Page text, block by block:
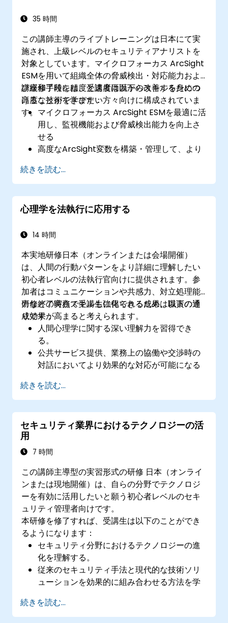
35 時間
この講師主導のライブトレーニングは日本にて実
施され、上級レベルのセキュリティアナリストを
対象としています。マイクロフォーカス ArcSight
ESMを用いて組織全体の脅威検出・対応能力およ
び緩和手段を精度と速度両面から改善するための
高度な技術を学びたい方々向けに構成されていま
す。
講座修了時には、受講者は以下のスキルを身につ
けることができます：
マイクロフォーカス ArcSight ESMを最適に活
用し、監視機能および脅威検出能力を向上さ
せる
高度なArcSight変数を構築・管理して、より
せる
効果的なイベント相関処理やアラート生成に
向けて、ArcSight用リストおよびルールを開
発・実装する
を見分け、誤検知の発生を低減させる
続きを読む...
心理学を法執行に応用する
14 時間
本実地研修日本（オンラインまたは会場開催）
は、人間の行動パターンをより詳細に理解したい
初心者レベルの法執行官向けに提供されます。参
加者はコミュニケーションや共感力、対立処理能
力などの実務スキルも強化できるため、職責の達
成効果が高まると考えられます。
研修終了時点で受講生に得られる成果は以下の通
りです：
人間心理学に関する深い理解力を習得でき
る。
公共サービス提供、業務上の協働や交渉時の
対話においてより効果的な対応が可能になる
理技術が身につく。
多様な文化的背景を認識することで地域社会
との良好な関係構築に寄与するスキルも修得
できる。
続きを読む...
セキュリティ業界におけるテクノロジーの活
用
7 時間
この講師主導型の実習形式の研修 日本（オンライ
ンまたは現地開催）は、自らの分野でテクノロジ
ーを有効に活用したいと願う初心者レベルのセキ
ュリティ管理者向けです。
本研修を修了すれば、受講生は以下のことができ
るようになります：
セキュリティ分野におけるテクノロジーの進
化を理解する。
従来のセキュリティ手法と現代的な技術ソリ
ューションを効果的に組み合わせる方法を学
サイバーセキュリティの基礎、デジタルシス
テムに伴うリスク、およびセキュリティ業界
続きを読む...